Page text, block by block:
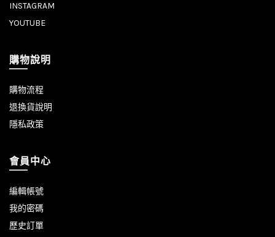
INSTAGRAM
YOUTUBE
購物說明
購物流程
退換貨說明
隱私政策
會員中心
編輯帳號
我的密碼
歷史訂單